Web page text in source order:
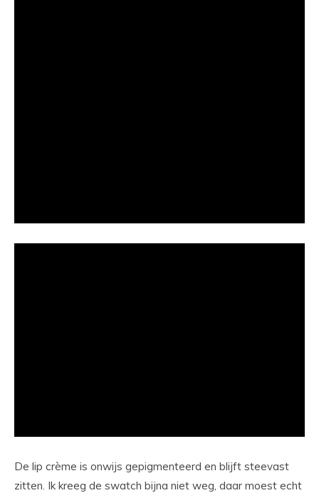
De lip crème is onwijs gepigmenteerd en blijft steevast
zitten. Ik kreeg de swatch bijna niet weg, daar moest echt